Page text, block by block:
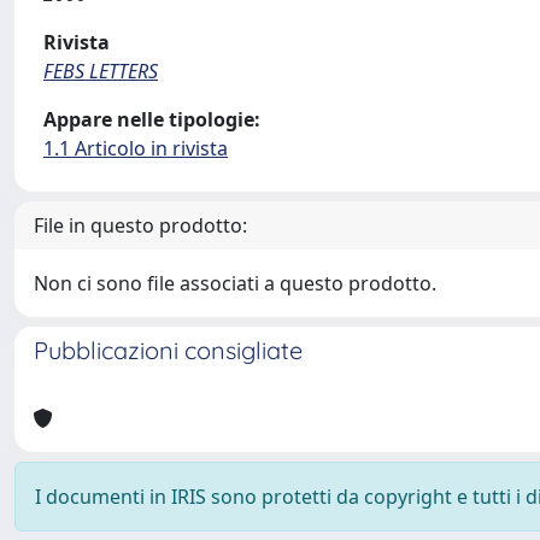
Rivista
FEBS LETTERS
Appare nelle tipologie:
1.1 Articolo in rivista
File in questo prodotto:
Non ci sono file associati a questo prodotto.
Pubblicazioni consigliate
I documenti in IRIS sono protetti da copyright e tutti i